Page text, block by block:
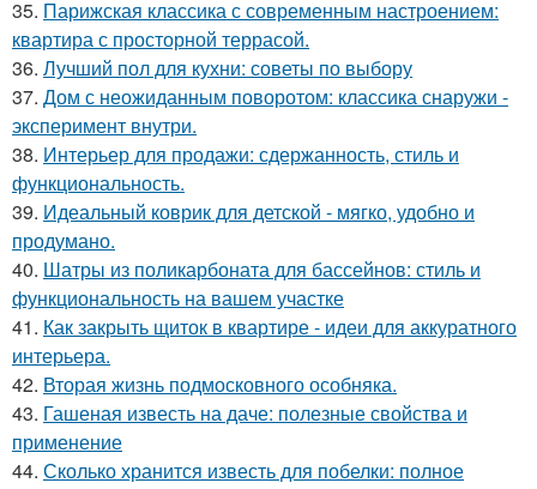
35. Парижская классика с современным настроением:
квартира с просторной террасой.
36. Лучший пол для кухни: советы по выбору
37. Дом с неожиданным поворотом: классика снаружи -
эксперимент внутри.
38. Интерьер для продажи: сдержанность, стиль и
функциональность.
39. Идеальный коврик для детской - мягко, удобно и
продумано.
40. Шатры из поликарбоната для бассейнов: стиль и
функциональность на вашем участке
41. Как закрыть щиток в квартире - идеи для аккуратного
интерьера.
42. Вторая жизнь подмосковного особняка.
43. Гашеная известь на даче: полезные свойства и
применение
44. Сколько хранится известь для побелки: полное